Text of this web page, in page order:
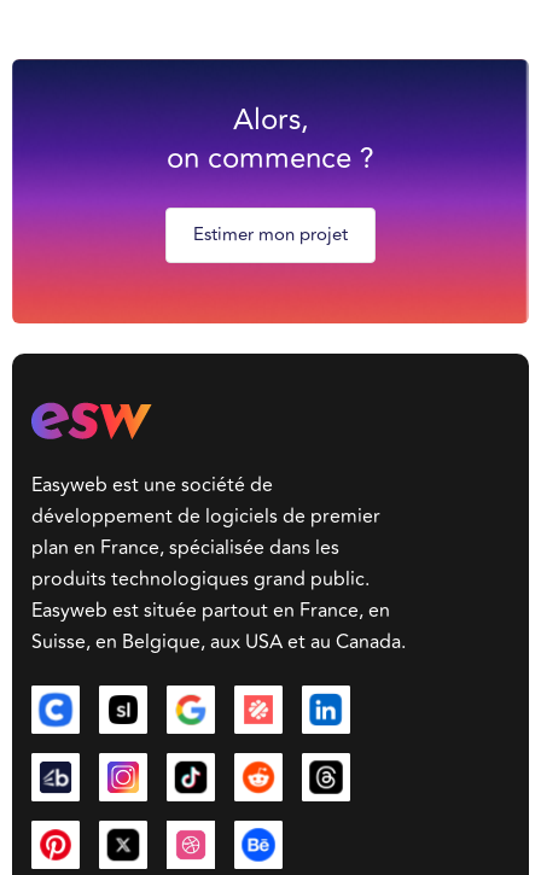
Alors,
on commence ?
Estimer mon projet
Easyweb est une société de
développement de logiciels de premier
plan en France, spécialisée dans les
produits technologiques grand public.
Easyweb est située partout en France, en
Suisse, en Belgique, aux USA et au Canada.